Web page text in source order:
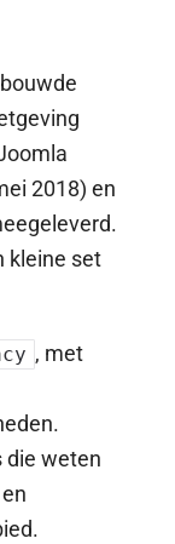
2018) en
kleine set
, met
die weten